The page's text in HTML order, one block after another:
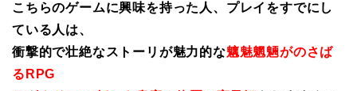
こちらのゲームに興味を持った人、プレイをすでにし
ている人は、
衝撃的で壮絶なストーリが魅力的な魑魅魍魎がのさば
るRPG